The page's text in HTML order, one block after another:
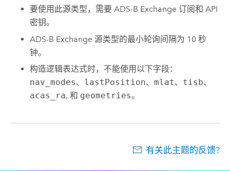
要使用此源类型，需要 ADS-B Exchange 订阅和 API
密钥。
ADS-B Exchange 源类型的最小轮询间隔为 10 秒
钟。
构造逻辑表达式时，不能使用以下字段：
nav_modes、 lastPosition、mlat、 tisb、
acas_ra, 和 geometries。
有关此主题的反馈?